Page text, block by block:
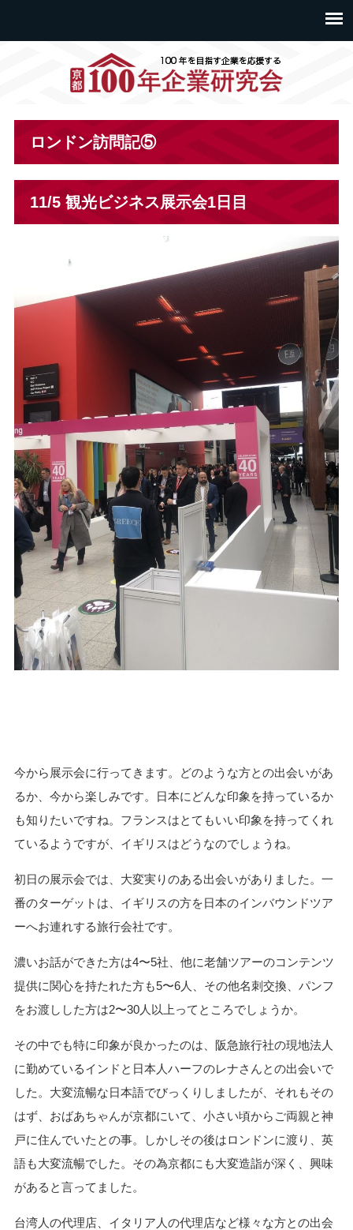
ロンドン訪問記⑤
11/5 観光ビジネス展示会1日目
今から展示会に行ってきます。どのような方との出会いがあ
るか、今から楽しみです。日本にどんな印象を持っているか
も知りたいですね。フランスはとてもいい印象を持ってくれ
ているようですが、イギリスはどうなのでしょうね。
初日の展示会では、大変実りのある出会いがありました。一
番のターゲットは、イギリスの方を日本のインバウンドツア
ーへお連れする旅行会社です。
濃いお話ができた方は4〜5社、他に老舗ツアーのコンテンツ
提供に関心を持たれた方も5〜6人、その他名刺交換、パンフ
をお渡しした方は2〜30人以上ってところでしょうか。
その中でも特に印象が良かったのは、阪急旅行社の現地法人
に勤めているインドと日本人ハーフのレナさんとの出会いで
した。大変流暢な日本語でびっくりしましたが、それもその
はず、おばあちゃんが京都にいて、小さい頃からご両親と神
戸に住んでいたとの事。しかしその後はロンドンに渡り、英
語も大変流暢でした。その為京都にも大変造詣が深く、興味
があると言ってました。
台湾人の代理店、イタリア人の代理店など様々な方との出会